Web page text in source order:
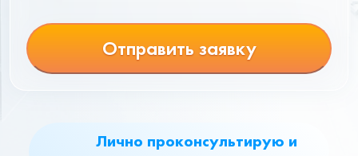
Лично проконсультирую и
Отправить заявку